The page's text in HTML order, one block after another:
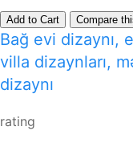
Add to Cart Compare
Bağ evi dizaynı,
villa dizaynları,
dizaynı
rating